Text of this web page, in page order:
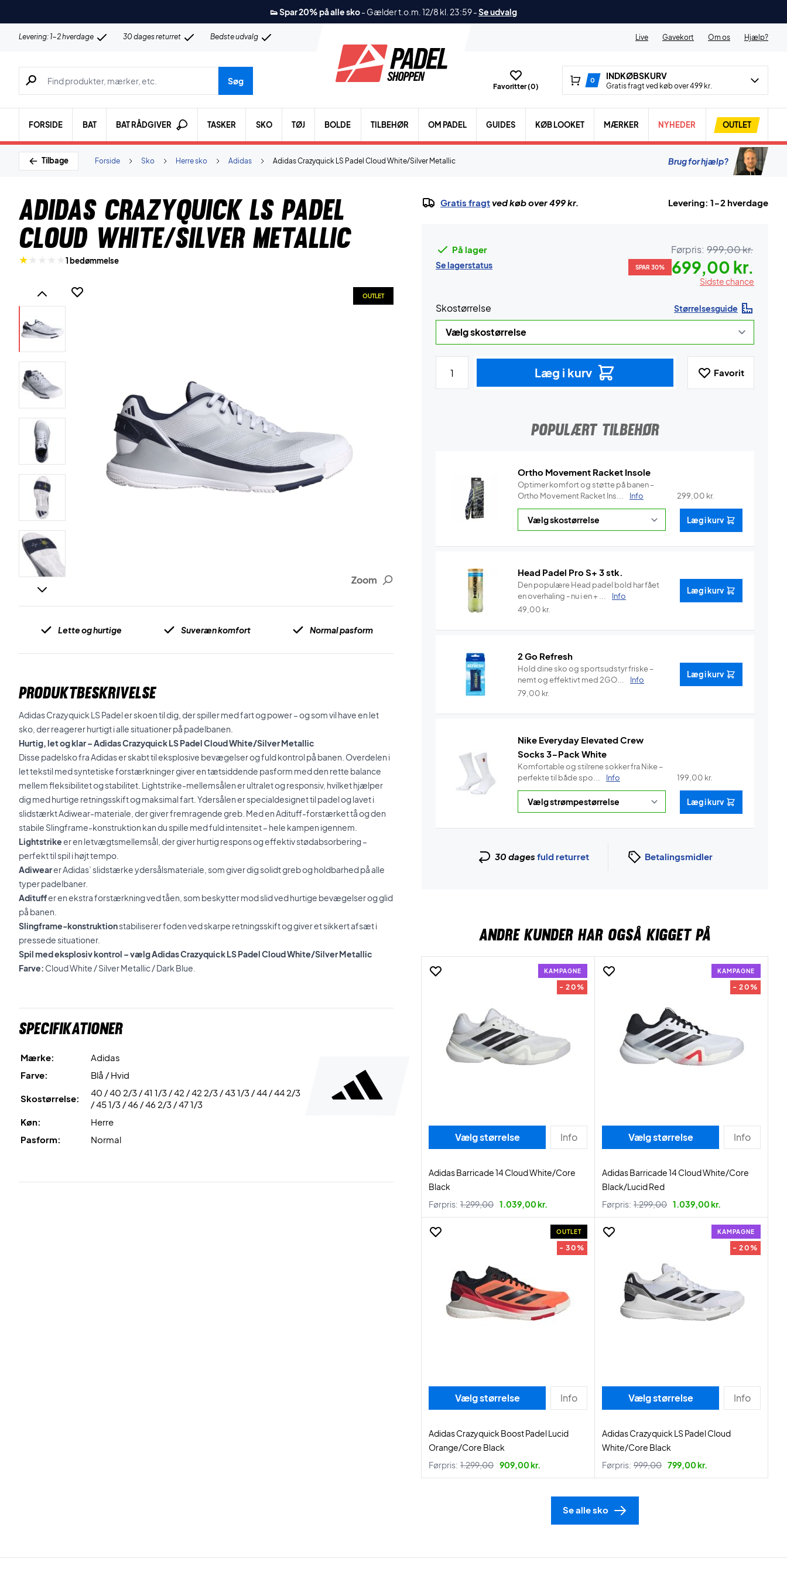
👟 Spar 20% på alle sko- Gælder t.o.m. 12/8 kl. 23:59-Se udvalg
Levering: 1-2 hverdage 30 dages returret Bedste udvalg Live Gavekort Om os Hjælp?
Søg efter produkter, mærker etc.
Søg
Favoritter (0)
0 INDKØBSKURV
Gratis fragt ved køb over 499 kr.
FORSIDE BAT BAT RÅDGIVER TASKER SKO TØJ BOLDE TILBEHØR OM PADEL GUIDES KØB LOOKET MÆRKER NYHEDER OUTLET
Tilbage Adidas Crazyquick LS Padel Cloud White/Silver Metallic
Adidas
Herre sko
Sko
Forside Brug for hjælp?
Adidas Crazyquick LS Padel
Cloud White/Silver Metallic
1 bedømmelse
Zoom
OUTLET
Lette og hurtige Suveræn komfort Normal pasform
PRODUKTBESKRIVELSE
Adidas Crazyquick LS Padel er skoen til dig, der spiller med fart og power – og som vil have en let
sko, der reagerer hurtigt i alle situationer på padelbanen.
Hurtig, let og klar – Adidas Crazyquick LS Padel Cloud White/Silver Metallic
Disse padelsko fra Adidas er skabt til eksplosive bevægelser og fuld kontrol på banen. Overdelen i
let tekstil med syntetiske forstærkninger giver en tætsiddende pasform med den rette balance
mellem fleksibilitet og stabilitet. Lightstrike-mellemsålen er ultralet og responsiv, hvilket hjælper
dig med hurtige retningsskift og maksimal fart. Ydersålen er specialdesignet til padel og lavet i
slidstærkt Adiwear-materiale, der giver fremragende greb. Med en Adituff-forstærket tå og den
stabile Slingframe-konstruktion kan du spille med fuld intensitet – hele kampen igennem.
Lightstrikeer en letvægtsmellemsål, der giver hurtig respons og effektiv stødabsorbering –
perfekt til spil i højt tempo.
Adiwearer Adidas’ slidstærke ydersålsmateriale, som giver dig solidt greb og holdbarhed på alle
typer padelbaner.
Adituffer en ekstra forstærkning ved tåen, som beskytter mod slid ved hurtige bevægelser og glid
på banen.
Slingframe-konstruktionstabiliserer foden ved skarpe retningsskift og giver et sikkert afsæt i
pressede situationer.
Spil med eksplosiv kontrol – vælg Adidas Crazyquick LS Padel Cloud White/Silver Metallic
Farve: Cloud White / Silver Metallic / Dark Blue.
Specifikationer
Mærke:
Adidas
Farve:
Blå / Hvid
Skostørrelse:
40 / 40 2/3 / 41 1/3 / 42 / 42 2/3 / 43 1/3 / 44 / 44 2/3
/ 45 1/3 / 46 / 46 2/3 / 47 1/3
Køn:
Herre
Pasform:
Normal
Gratis fragtved køb over 499 kr. Levering: 1-2 hverdage
På lager
Se lagerstatus
Førpris: 999,00 kr.
SPAR 30% 699,00 kr.
Sidste chance
Skostørrelse Størrelsesguide
Læg i kurv Favorit
POPULÆRT TILBEHØR
Ortho Movement Racket Insole
Optimer komfort og støtte på banen –
Ortho Movement Racket Ins...
Info 299,00 kr.
Læg i kurv
Head Padel Pro S+ 3 stk.
Den populære Head padel bold har fået
en overhaling - nu i en + ...
Info
49,00 kr.
Læg i kurv
2 Go Refresh
Hold dine sko og sportsudstyr friske –
nemt og effektivt med 2GO...
Info
79,00 kr.
Læg i kurv
Nike Everyday Elevated Crew
Socks 3-Pack White
Komfortable og stilrene sokker fra Nike –
perfekte til både spo...
Info 199,00 kr.
Læg i kurv
30 dages fuld returret Betalingsmidler
ANDRE KUNDER HAR OGSÅ KIGGET PÅ
KAMPAGNE
- 20%
Vælg størrelse Info
Adidas Barricade 14 Cloud White/Core
Black
Førpris: 1.299,00 1.039,00 kr.
KAMPAGNE
- 20%
Vælg størrelse Info
Adidas Barricade 14 Cloud White/Core
Black/Lucid Red
Førpris: 1.299,00 1.039,00 kr.
OUTLET
- 30%
Vælg størrelse Info
Adidas Crazyquick Boost Padel Lucid
Orange/Core Black
Førpris: 1.299,00 909,00 kr.
KAMPAGNE
- 20%
Vælg størrelse Info
Adidas Crazyquick LS Padel Cloud
White/Core Black
Førpris: 999,00 799,00 kr.
Se alle sko